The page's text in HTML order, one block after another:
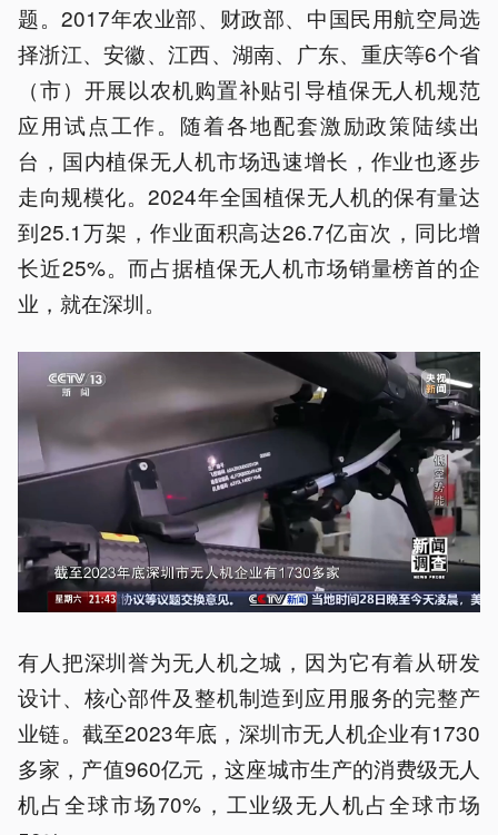
题。2017年农业部、财政部、中国民用航空局选
择浙江、安徽、江西、湖南、广东、重庆等6个省
（市）开展以农机购置补贴引导植保无人机规范
应用试点工作。随着各地配套激励政策陆续出
台，国内植保无人机市场迅速增长，作业也逐步
走向规模化。2024年全国植保无人机的保有量达
到25.1万架，作业面积高达26.7亿亩次，同比增
长近25%。而占据植保无人机市场销量榜首的企
业，就在深圳。
有人把深圳誉为无人机之城，因为它有着从研发
设计、核心部件及整机制造到应用服务的完整产
业链。截至2023年底，深圳市无人机企业有1730
多家，产值960亿元，这座城市生产的消费级无人
机占全球市场70%，工业级无人机占全球市场